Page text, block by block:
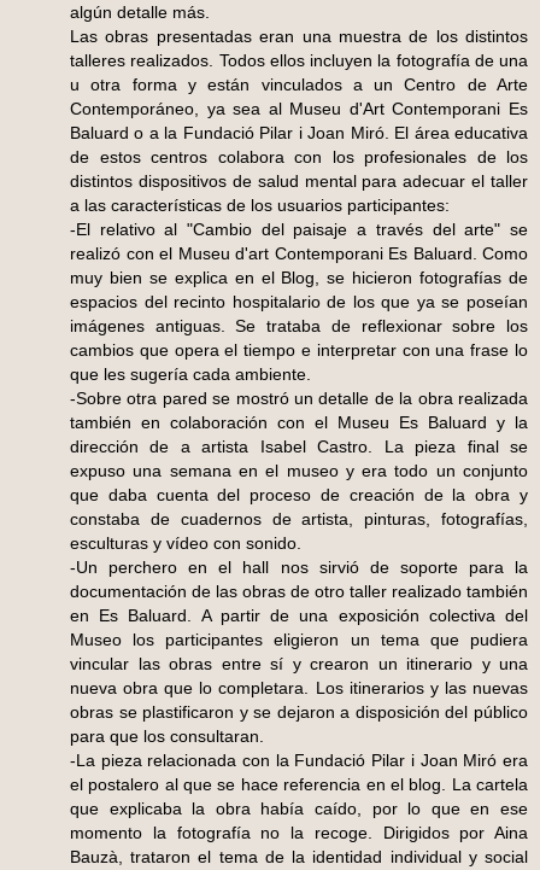
algún detalle más.
Las obras presentadas eran una muestra de los distintos
talleres realizados. Todos ellos incluyen la fotografía de una
u otra forma y están vinculados a un Centro de Arte
Contemporáneo, ya sea al Museu d'Art Contemporani Es
Baluard o a la Fundació Pilar i Joan Miró. El área educativa
de estos centros colabora con los profesionales de los
distintos dispositivos de salud mental para adecuar el taller
a las características de los usuarios participantes:
-El relativo al "Cambio del paisaje a través del arte" se
realizó con el Museu d'art Contemporani Es Baluard. Como
muy bien se explica en el Blog, se hicieron fotografías de
espacios del recinto hospitalario de los que ya se poseían
imágenes antiguas. Se trataba de reflexionar sobre los
cambios que opera el tiempo e interpretar con una frase lo
que les sugería cada ambiente.
-Sobre otra pared se mostró un detalle de la obra realizada
también en colaboración con el Museu Es Baluard y la
dirección de a artista Isabel Castro. La pieza final se
expuso una semana en el museo y era todo un conjunto
que daba cuenta del proceso de creación de la obra y
constaba de cuadernos de artista, pinturas, fotografías,
esculturas y vídeo con sonido.
-Un perchero en el hall nos sirvió de soporte para la
documentación de las obras de otro taller realizado también
en Es Baluard. A partir de una exposición colectiva del
Museo los participantes eligieron un tema que pudiera
vincular las obras entre sí y crearon un itinerario y una
nueva obra que lo completara. Los itinerarios y las nuevas
obras se plastificaron y se dejaron a disposición del público
para que los consultaran.
-La pieza relacionada con la Fundació Pilar i Joan Miró era
el postalero al que se hace referencia en el blog. La cartela
que explicaba la obra había caído, por lo que en ese
momento la fotografía no la recoge. Dirigidos por Aina
Bauzà, trataron el tema de la identidad individual y social